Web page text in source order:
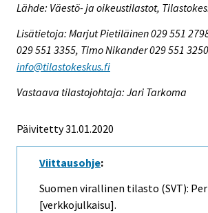
Lähde: Väestö- ja oikeustilastot,
Lisätietoja: Marjut Pietiläinen 029 551
029 551 3355, Timo Nikander 029 551
info@tilastokeskus.fi
Vastaava tilastojohtaja: Jari Tarkoma
Päivitetty 31.01.2020
Viittausohje:
Suomen virallinen tilasto (SVT):
[verkkojulkaisu].